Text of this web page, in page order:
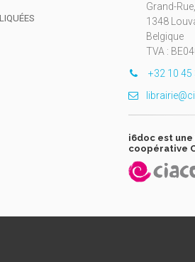
Grand-
1348
Belgique
TVA :
+32 10 45
i6doc est
coopérative